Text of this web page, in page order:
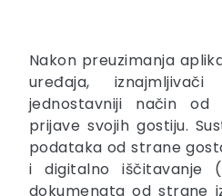
Nakon preuzimanja
uređaja,
jednostavniji način od
prijave svojih gostiju.
podataka od strane
i digitalno iščitavanje
dokumenata od strane